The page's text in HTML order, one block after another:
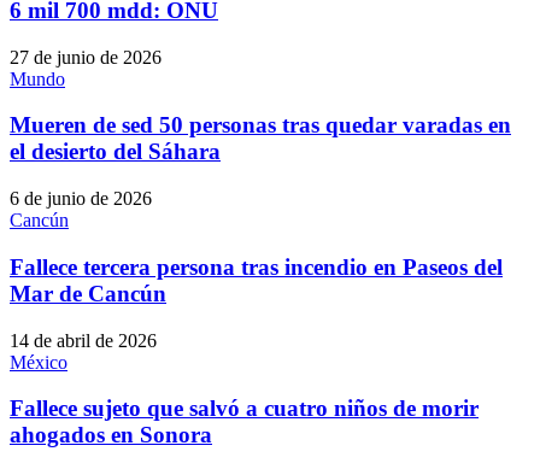
6 mil 700 mdd: ONU
27 de junio de 2026
Mundo
Mueren de sed 50 personas tras quedar varadas en
el desierto del Sáhara
6 de junio de 2026
Cancún
Fallece tercera persona tras incendio en Paseos del
Mar de Cancún
14 de abril de 2026
México
Fallece sujeto que salvó a cuatro niños de morir
ahogados en Sonora